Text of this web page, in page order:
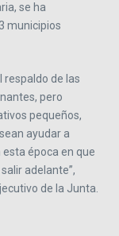
se ha
municipios
respaldo de las
pero
pequeños,
ayudar a
época en que
adelante”,
de la Junta.